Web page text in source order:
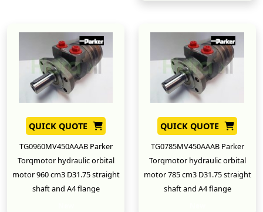
QUICK QUOTE
TG0960MV450AAAB Parker
Torqmotor hydraulic orbital
motor 960 cm3 D31.75 straight
shaft and A4 flange
QUICK QUOTE
TG0785MV450AAAB Parker
Torqmotor hydraulic orbital
motor 785 cm3 D31.75 straight
shaft and A4 flange